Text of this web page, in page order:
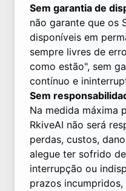
Sem garantia de
não garante que os
disponíveis em
sempre livres de
como estão", sem
contínuo e
Sem
Na medida máxima
RkiveAI não será
perdas, custos,
alegue ter sofrido
interrupção ou
prazos